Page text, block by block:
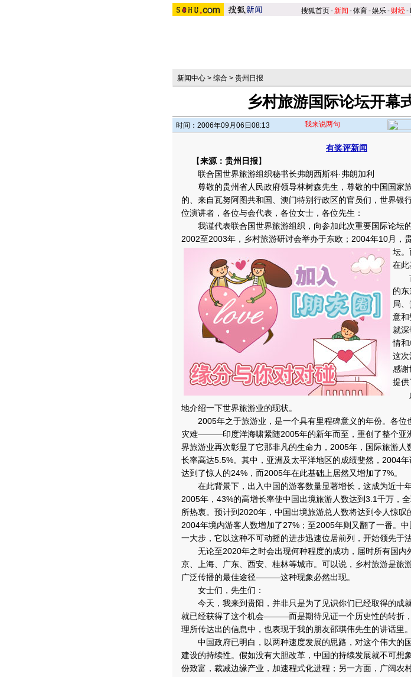
搜狐首页-新闻 -体育-娱乐- 财经-
新闻中心 > 综合 > 贵州日报
乡村旅游国际论坛开幕
时间：2006年09月06日08:13 我来说两句
有奖评新闻
【来源：贵州日报】
联合国世界旅游组织秘书长弗朗西斯科·弗朗加利
尊敬的贵州省人民政府领导林树森先生，尊敬的中国国家
的、来自瓦努阿图共和国、澳门特别行政区的官员们，世界银
位演讲者，各位与会代表，各位女士，各位先生：
我谨代表联合国世界旅游组织，向参加此次重要国际论坛的
2002至2003年，乡村旅游研讨会举办于东欧；2004年10月，
坛。
在此
首
的
局
意和
就深
情和
这次
感谢
提供
此
地介绍一下世界旅游业的现状。
2005年之于旅游业，是一个具有里程碑意义的年份。各位
灾难———印度洋海啸紧随2005年的新年而至，重创了整个亚
界旅游业再次彰显了它那非凡的生命力，2005年，国际旅游人
长率高达5.5%。其中，亚洲及太平洋地区的成绩斐然，2004
达到了惊人的24%，而2005年在此基础上居然又增加了7%。
在此背景下，出入中国的游客数量显著增长，这成为近十年
2005年，43%的高增长率使中国出境旅游人数达到3.1千万，
所热衷。预计到2020年，中国出境旅游总人数将达到令人惊叹
2004年境内游客人数增加了27%；至2005年则又翻了一番。
一大步，它以这种不可动摇的进步迅速位居前列，开始领先于
无论至2020年之时会出现何种程度的成功，届时所有国内
京、上海、广东、西安、桂林等城市。可以说，乡村旅游是旅
广泛传播的最佳途径———这种现象必然出现。
女士们，先生们：
今天，我来到贵阳，并非只是为了见识你们已经取得的
就已经获得了这个机会———而是期待见证一个历史性的转折
理所传达出的信息中，也表现于我的朋友邵琪伟先生的讲话里。
中国政府已明白，以两种速度发展的思路，对这个伟大的
建设的持续性。假如没有大胆改革，中国的持续发展就不可想
份致富，裁减边缘产业，加速程式化进程；另一方面，广阔